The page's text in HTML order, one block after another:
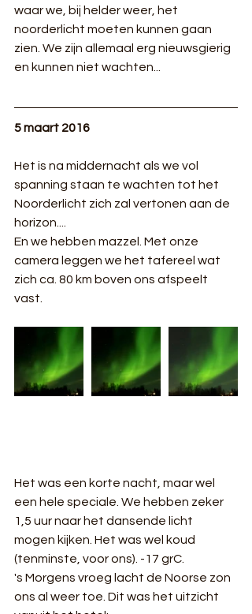
waar we, bij helder weer, het
noorderlicht moeten kunnen gaan
zien. We zijn allemaal erg nieuwsgierig
en kunnen niet wachten...
5 maart 2016
Het is na middernacht als we vol
spanning staan te wachten tot het
Noorderlicht zich zal vertonen aan de
horizon....
En we hebben mazzel. Met onze
camera leggen we het tafereel wat
zich ca. 80 km boven ons afspeelt
vast.
Het was een korte nacht, maar wel
een hele speciale. We hebben zeker
1,5 uur naar het dansende licht
mogen kijken. Het was wel koud
(tenminste, voor ons). -17 grC.
's Morgens vroeg lacht de Noorse zon
ons al weer toe. Dit was het uitzicht